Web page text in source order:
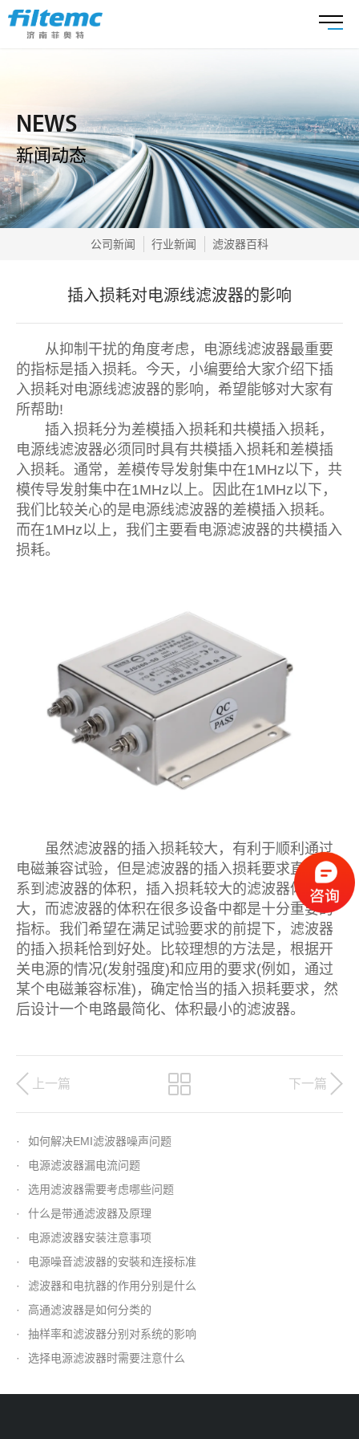
NEWS
新闻动态
公司新闻 行业新闻 滤波器百科
插入损耗对电源线滤波器的影响
从抑制干扰的角度考虑，电源线滤波器最重要
的指标是插入损耗。今天，小编要给大家介绍下插
入损耗对电源线滤波器的影响，希望能够对大家有
所帮助!
插入损耗分为差模插入损耗和共模插入损耗，
电源线滤波器必须同时具有共模插入损耗和差模插
入损耗。通常，差模传导发射集中在1MHz以下，共
模传导发射集中在1MHz以上。因此在1MHz以下，
我们比较关心的是电源线滤波器的差模插入损耗。
而在1MHz以上，我们主要看电源滤波器的共模插入
损耗。
虽然滤波器的插入损耗较大，有利于顺利通过
电磁兼容试验，但是滤波器的插入损耗要求直接关
系到滤波器的体积，插入损耗较大的滤波器体积较
大，而滤波器的体积在很多设备中都是十分重要的
指标。我们希望在满足试验要求的前提下，滤波器
的插入损耗恰到好处。比较理想的方法是，根据开
关电源的情况(发射强度)和应用的要求(例如，通过
某个电磁兼容标准)，确定恰当的插入损耗要求，然
后设计一个电路最简化、体积最小的滤波器。
上一篇 下一篇
·
如何解决EMI滤波器噪声问题
·
电源滤波器漏电流问题
·
选用滤波器需要考虑哪些问题
·
什么是带通滤波器及原理
·
电源滤波器安装注意事项
·
电源噪音滤波器的安裝和连接标准
·
滤波器和电抗器的作用分别是什么
·
高通滤波器是如何分类的
·
抽样率和滤波器分别对系统的影响
·
选择电源滤波器时需要注意什么